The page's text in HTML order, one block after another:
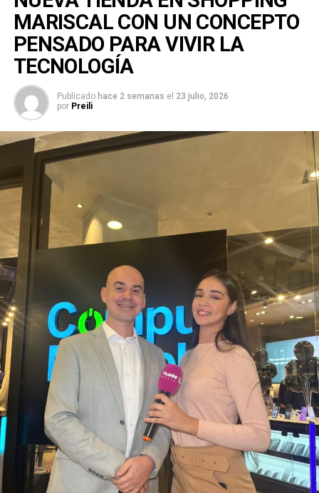
MARISCAL CON UN CONCEPTO
PENSADO PARA VIVIR LA
TECNOLOGÍA
Publicado hace 2 semanas el 23 julio, 2026
por Preili